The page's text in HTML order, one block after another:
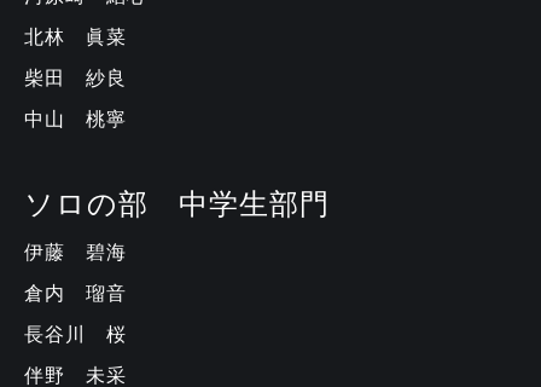
北林 眞菜
柴田 紗良
中山 桃寧
ソロの部 中学生部門
伊藤 碧海
倉内 瑠音
長谷川 桜
伴野 未采